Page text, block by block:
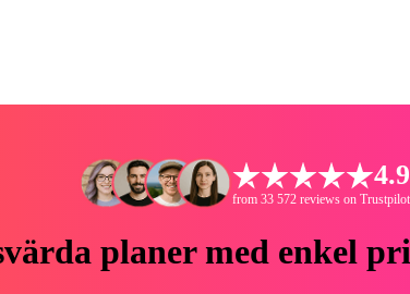
4.9
from 33 572 reviews on Trustpilot
planer med enkel